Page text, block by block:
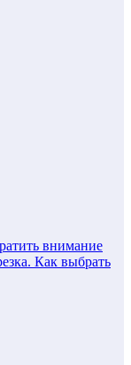
внимание
Как выбрать